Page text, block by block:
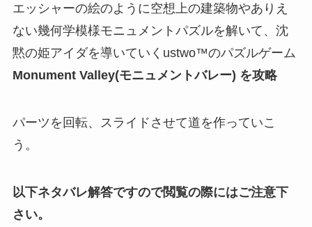
エッシャーの絵のように空想上の建築物やありえ
ない幾何学模様モニュメントパズルを解いて、沈
黙の姫アイダを導いていくustwo™のパズルゲーム
Monument Valley(モニュメントバレー) を攻略
パーツを回転、スライドさせて道を作っていこ
う。
以下ネタバレ解答ですので閲覧の際にはご注意下
さい。